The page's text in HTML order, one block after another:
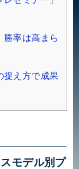
勝率は高まら
捉え方で成果
モデル別プ